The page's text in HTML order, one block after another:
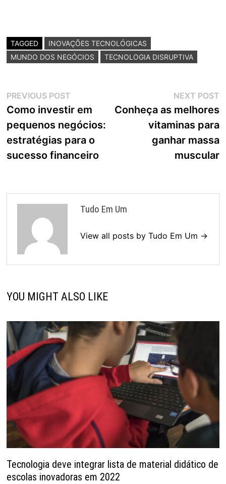
TAGGED
INOVAÇÕES TECNOLÓGICAS
MUNDO DOS NEGÓCIOS
TECNOLOGIA DISRUPTIVA
Navegação
de
Post
PREVIOUS POSTPrevious
post:
Como investir em
pequenos negócios:
estratégias para o
sucesso financeiro
NEXT POST
Conheça as melhores
vitaminas para
ganhar massa
muscular
Tudo Em Um
View all posts by Tudo Em Um →
YOU MIGHT ALSO LIKE
Tecnologia deve integrar lista de material didático de
escolas inovadoras em 2022